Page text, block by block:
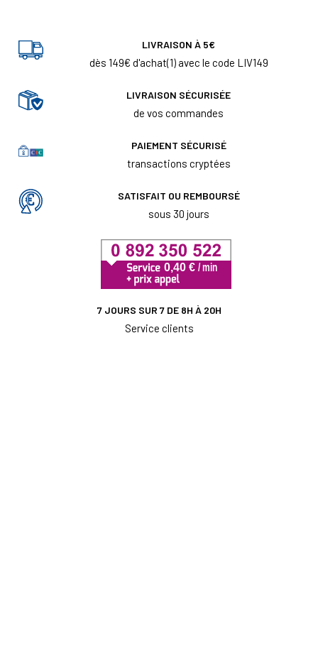
LIVRAISON À 5€
dès 149€ d'achat(1) avec le code LIV149
LIVRAISON SÉCURISÉE
de vos commandes
PAIEMENT SÉCURISÉ
transactions cryptées
SATISFAIT OU REMBOURSÉ
sous 30 jours
7 JOURS SUR 7 DE 8H À 20H
Service clients